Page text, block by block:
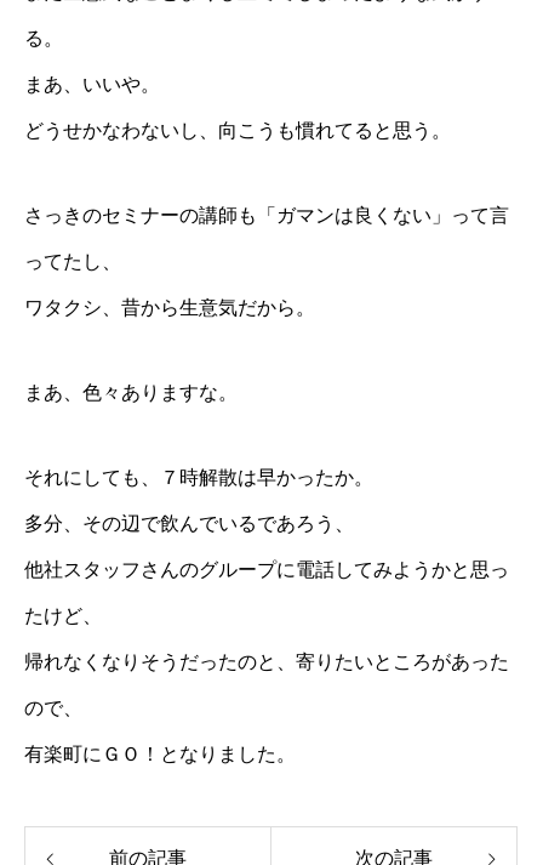
る。
まあ、いいや。
どうせかなわないし、向こうも慣れてると思う。
さっきのセミナーの講師も「ガマンは良くない」って言
ってたし、
ワタクシ、昔から生意気だから。
まあ、色々ありますな。
それにしても、７時解散は早かったか。
多分、その辺で飲んでいるであろう、
他社スタッフさんのグループに電話してみようかと思っ
たけど、
帰れなくなりそうだったのと、 寄りたいところがあった
ので、
有楽町にＧＯ！となりました。
前の記事 次の記事